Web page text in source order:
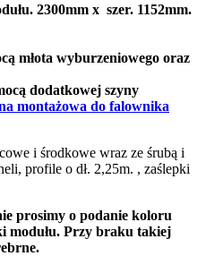
2300mm x szer. 1152mm.
młota wyburzeniowego oraz
dodatkowej szyny
montażowa do falownika
i środkowe wraz ze śrubą i
profile o dł. 2,25m. , zaślepki
prosimy o podanie koloru
modułu. Przy braku takiej